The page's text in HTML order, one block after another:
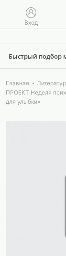
Вход
Быстрый подбор
Главная
ПРОЕКТ Неделя
для улыбки»